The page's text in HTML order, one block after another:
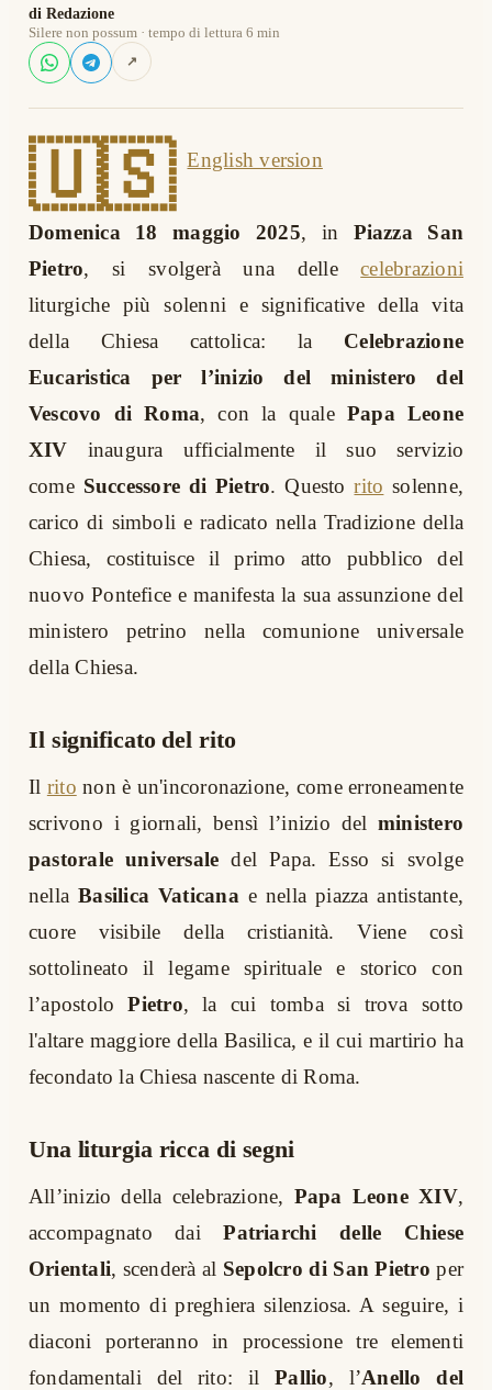
di Redazione
Silere non possum · tempo di lettura 6 min
↗
🇺🇸 English version
Domenica 18 maggio 2025, in
Piazza San
Pietro, si svolgerà una dellecelebrazioni
liturgiche più solenni e significative della vita
della Chiesa cattolica: la
Celebrazione
Eucaristica per l’inizio del ministero del
Vescovo di Roma, con la quale Papa Leone
XIV
inaugura ufficialmente il suo servizio
come Successore di Pietro. Questorito solenne,
carico di simboli e radicato nella Tradizione della
Chiesa, costituisce il primo atto pubblico del
nuovo Pontefice e manifesta la sua assunzione del
ministero petrino nella comunione universale
della Chiesa.
Il significato del rito
Il rito non è un'incoronazione, come erroneamente
scrivono i giornali, bensì l’inizio del ministero
pastorale universale del Papa. Esso si svolge
nella Basilica Vaticana e nella piazza antistante,
cuore visibile della cristianità. Viene così
sottolineato il legame spirituale e storico con
l’apostolo
Pietro, la cui tomba si trova sotto
l'altare maggiore della Basilica, e il cui martirio ha
fecondato la Chiesa nascente di Roma.
Una liturgia ricca di segni
All’inizio della celebrazione, Papa Leone XIV,
accompagnato dai
Patriarchi delle Chiese
Orientali, scenderà al Sepolcro di San Pietro per
un momento di preghiera silenziosa. A seguire, i
diaconi porteranno in processione tre elementi
fondamentali del rito: il
Pallio, l’Anello del